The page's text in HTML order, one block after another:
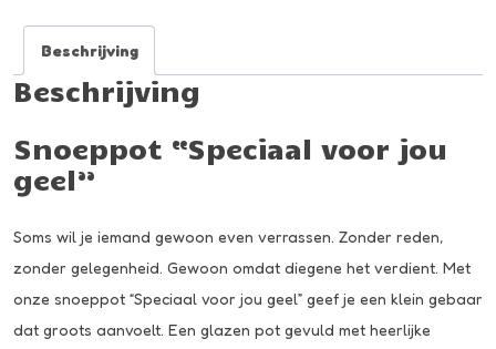
Beschrijving
Beschrijving
Snoeppot “Speciaal voor jou
geel”
Soms wil je iemand gewoon even verrassen. Zonder reden,
zonder gelegenheid. Gewoon omdat diegene het verdient. Met
onze snoeppot “Speciaal voor jou geel” geef je een klein gebaar
dat groots aanvoelt. Een glazen pot gevuld met heerlijke